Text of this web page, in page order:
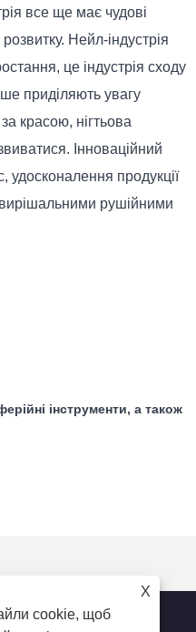
все ще має чудові
Нейл-індустрія
це індустрія сходу
приділяють увагу
красою, нігтьова
Інноваційний
удосконалення продукції
рушійними
інструменти, а також
X
cookie, щоб